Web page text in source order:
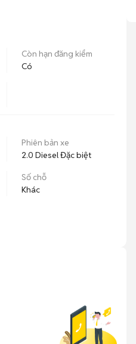
Còn hạn đăng kiểm
Có
Phiên bản xe
2.0 Diesel Đặc biệt
Số chỗ
Khác